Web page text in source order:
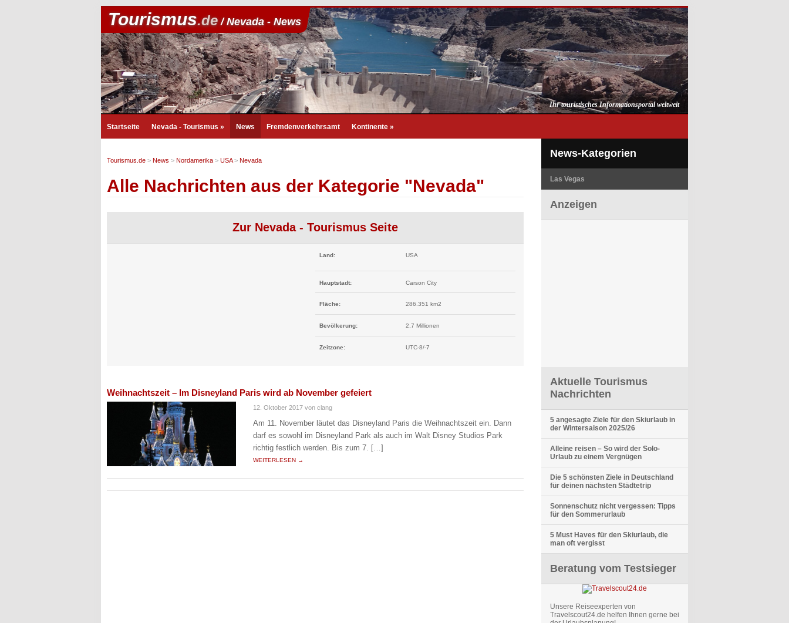
Tourismus.de/ Nevada - News
Ihr touristisches Informationsportal weltweit
Startseite Nevada - Tourismus » News Fremdenverkehrsamt Kontinente »
Tourismus.de > News > Nordamerika > USA> Nevada
Alle Nachrichten aus der Kategorie "Nevada"
Zur Nevada - Tourismus Seite
Land: USA
Hauptstadt: Carson City
Fläche: 286.351 km2
Bevölkerung: 2,7 Millionen
Zeitzone: UTC-8/-7
Weihnachtszeit – Im Disneyland Paris wird ab November gefeiert
12. Oktober 2017 von clang
Am 11. November läutet das Disneyland Paris die Weihnachtszeit ein. Dann
darf es sowohl im Disneyland Park als auch im Walt Disney Studios Park
richtig festlich werden. Bis zum 7. […]
WEITERLESEN →
News-Kategorien
Las Vegas
Anzeigen
Aktuelle Tourismus
Nachrichten
5 angesagte Ziele für den Skiurlaub in
der Wintersaison 2025/26
Alleine reisen – So wird der Solo-
Urlaub zu einem Vergnügen
Die 5 schönsten Ziele in Deutschland
für deinen nächsten Städtetrip
Sonnenschutz nicht vergessen: Tipps
für den Sommerurlaub
5 Must Haves für den Skiurlaub, die
man oft vergisst
Beratung vom Testsieger
Unsere Reiseexperten von
Travelscout24.de helfen Ihnen gerne bei